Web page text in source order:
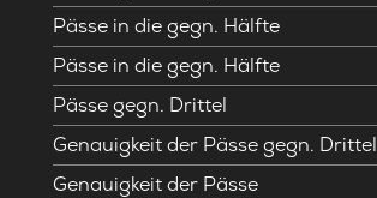
Pässe in die gegn. Hälfte
Pässe in die gegn. Hälfte
Pässe gegn. Drittel
Genauigkeit der Pässe gegn. Drittel
Genauigkeit der Pässe